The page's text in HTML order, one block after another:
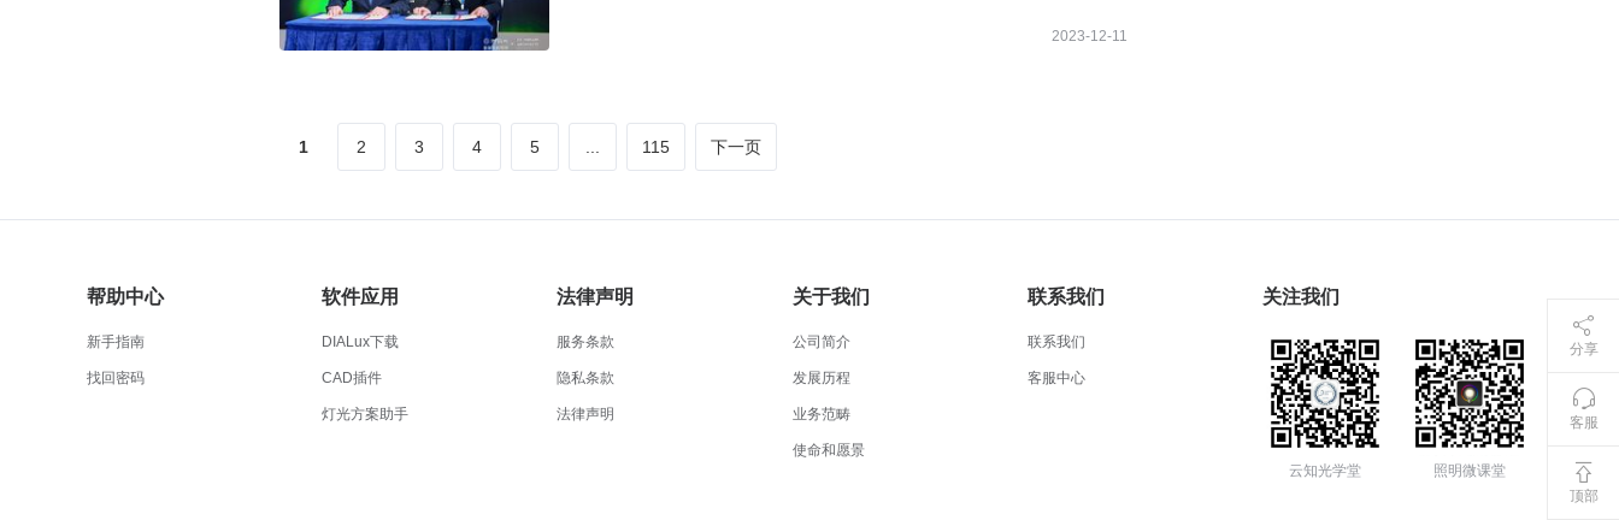
2023-12-11
1 2 3 4 5 115 下一页
帮助中心
新手指南
找回密码
软件应用
DIALux下载
CAD插件
灯光方案助手
法律声明
服务条款
隐私条款
法律声明
关于我们
公司简介
发展历程
业务范畴
使命和愿景
联系我们
联系我们
客服中心
关注我们
云知光学堂 照明微课堂
分享
客服
顶部